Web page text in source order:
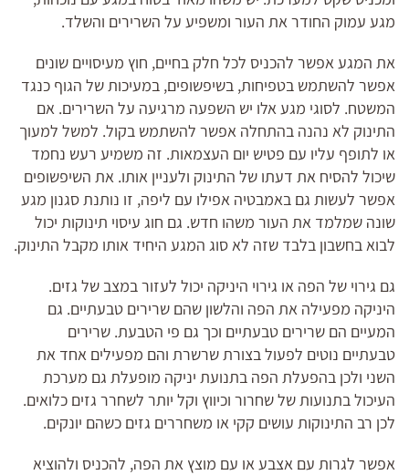
מגע עמוק החודר את העור ומשפיע על השרירים והשלד.
את המגע אפשר להכניס לכל חלק בחיים, חוץ מעיסויים שונים
אפשר להשתמש בטפיחות, בשיפשופים, במעיכות של הגוף כנגד
המשטח. לסוגי מגע אלו יש השפעה מרגיעה על השרירים. אם
התינוק לא נהנה בהתחלה אפשר להשתמש בקול. למשל למעוך
או לתופף עליו עם פטיש יום העצמאות. זה משמיע רעש נחמד
שיכול להסיח את דעתו של התינוק ולעניין אותו. את השיפשופים
אפשר לעשות גם באמבטיה אפילו עם ליפה, זו נותנת סגנון מגע
שונה שמלמד את העור משהו חדש. גם חוג עיסוי תינוקות יכול
לבוא בחשבון בלבד שזה לא סוג המגע היחיד אותו מקבל התינוק.
גם גירוי של הפה או גירוי היניקה יכול לעזור במצב של גזים.
היניקה מפעילה את הפה והלשון שהם שרירים טבעתיים. גם
המעיים הם שרירים טבעתיים וכך גם פי הטבעת. שרירים
טבעתיים נוטים לפעול בצורת שרשרת והם מפעילים אחד את
השני ולכן בהפעלת הפה בתנועת יניקה מופעלת גם מערכת
העיכול בתנועות של שחרור וכיווץ וקל יותר לשחרר גזים כלואים.
לכן רב התינוקות עושים קקי או משחררים גזים כשהם יונקים.
אפשר לגרות עם אצבע או עם מוצץ את הפה, להכניס ולהוציא